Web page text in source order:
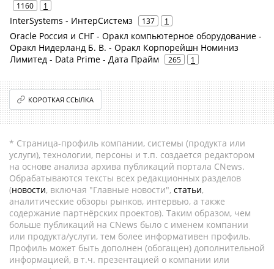
1160 1
InterSystems - ИнтерСистемз 137 1
Oracle Россия и СНГ - Оракл компьютерное оборудование -
Оракл Нидерланд Б. В. - Оракл Корпорейшн Номиниз
Лимитед - Data Prime - Дата Прайм
265 1
КОРОТКАЯ ССЫЛКА
* Страница-профиль компании, системы (продукта или
услуги), технологии, персоны и т.п. создается редактором
на основе анализа архива публикаций портала CNews.
Обрабатываются тексты всех редакционных разделов
(новости, включая "Главные новости", статьи,
аналитические обзоры рынков, интервью, а также
содержание партнёрских проектов). Таким образом, чем
больше публикаций на CNews было с именем компании
или продукта/услуги, тем более информативен профиль.
Профиль может быть дополнен (обогащен) дополнительной
информацией, в т.ч. презентацией о компании или